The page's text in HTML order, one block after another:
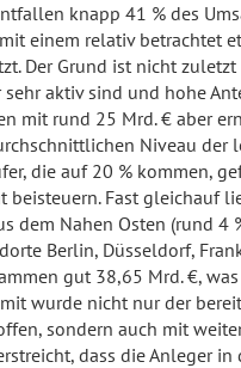
knapp 41 % des
einem relativ betrachtet
Der Grund ist nicht
aktiv sind und hohe
mit rund 25 Mrd. € aber
Niveau der
die auf 20 % kommen,
beisteuern. Fast gleichauf
dem Nahen Osten (rund 4
Berlin, Düsseldorf,
gut 38,65 Mrd. €,
wurde nicht nur der
sondern auch mit
dass die Anleger in